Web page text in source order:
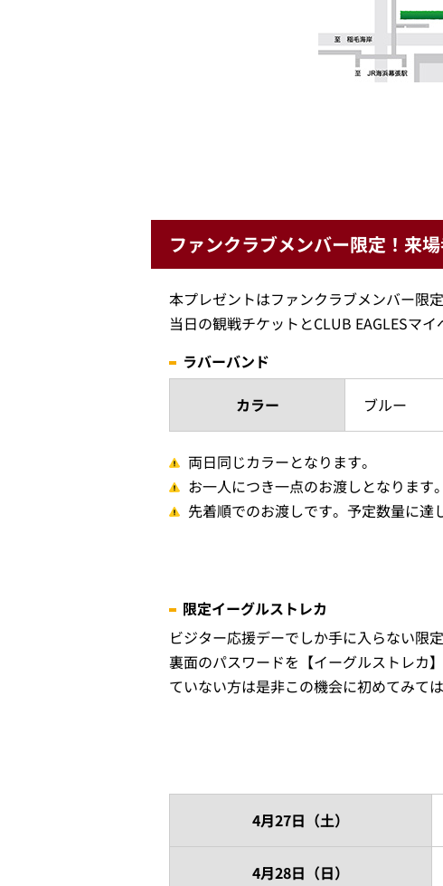
ファンクラブメンバー限定！来
本プレゼントはファンクラブメンバー限定
当日の観戦チケットとCLUB EAGLESマ
ラバーバンド
カラー
ブルー
両日同じカラーとなります。
お一人につき一点のお渡しとなります
先着順でのお渡しです。予定数量に達
限定イーグルストレカ
ビジター応援デーでしか手に入らない限
裏面のパスワードを【イーグルストレカ
ていない方は是非この機会に初めてみて
4月27日（土）
4月28日（日）